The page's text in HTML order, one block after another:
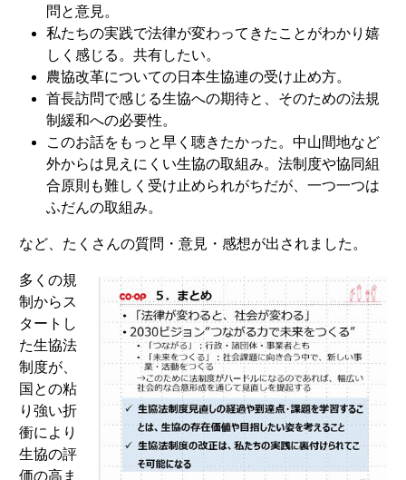
問と意見。
私たちの実践で法律が変わってきたことがわかり嬉
しく感じる。共有したい。
農協改革についての日本生協連の受け止め方。
首長訪問で感じる生協への期待と、そのための法規
制緩和への必要性。
このお話をもっと早く聴きたかった。中山間地など
外からは見えにくい生協の取組み。法制度や協同組
合原則も難しく受け止められがちだが、一つ一つは
ふだんの取組み。
など、たくさんの質問・意見・感想が出されました。
多くの規
制からス
タートし
た生協法
制度が、
国との粘
り強い折
衝により
生協の評
価の高ま